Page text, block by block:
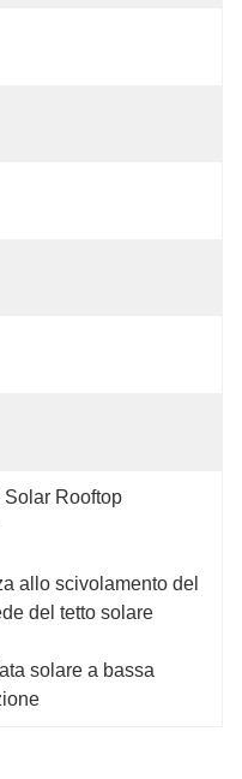
Rooftop
allo scivolamento del
del tetto solare
solare a bassa